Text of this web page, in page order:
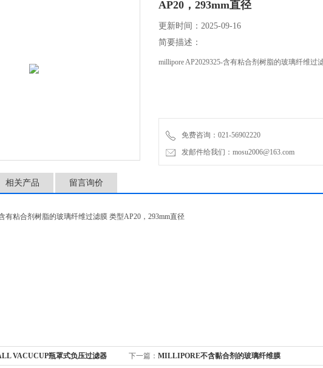
AP20，293mm直径
更新时间：2025-09-16
简要描述：
millipore AP2029325-含有粘合剂树脂的玻璃纤维过
免费咨询：021-56902220
发邮件给我们：mosu2006@163.com
相关产品 留言询价
有粘合剂树脂的玻璃纤维过滤膜 类型AP20，293mm直径
VACUCUP瓶罩式负压过滤器 下一篇： MILLIPORE不含黏合剂的玻璃纤维膜